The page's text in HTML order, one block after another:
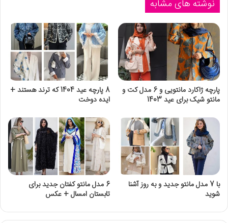
نوشته های مشابه
پارچه ژاکارد مانتویی و 6 مدل کت و
مانتو شیک برای عید 1403
8 پارچه عید 1404 که ترند هستند +
ایده دوخت
با 7 مدل مانتو جدید و به روز آشنا
شوید
6 مدل مانتو کفتان جدید برای
تابستان امسال + عکس